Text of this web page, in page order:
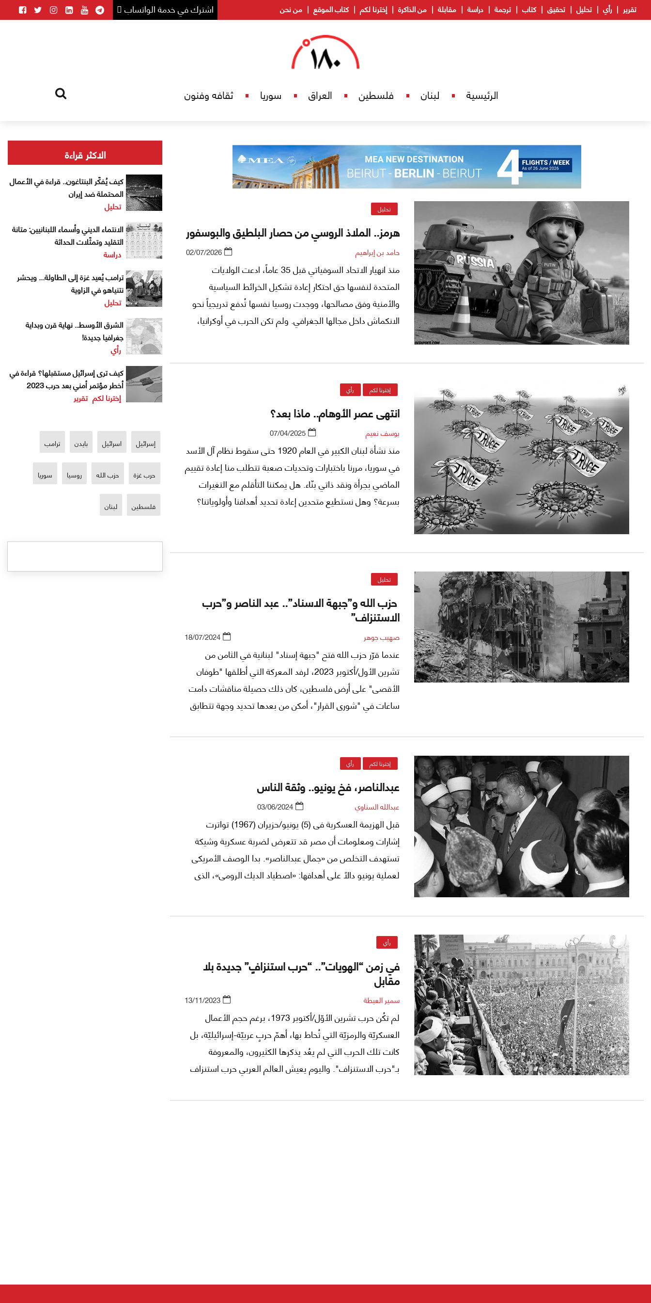
اشترك في خدمة الواتساب تقرير رأي تحليل تحقيق كتاب ترجمة دراسة مقابلة من الذاكرة إخترنا لكم كتاب الموقع من نحن
الرئيسية لبنان فلسطين العراق سوريا ثقافه وفنون
تحليل
هرمز.. الملاذ الروسي من حصار البلطيق والبوسفور
حامد بن إبراهيم 02/07/2026
منذ انهيار الاتحاد السوفياتي قبل 35 عاماً، ادعت الولايات
المتحدة لنفسها حق احتكار إعادة تشكيل الخرائط السياسية
والأمنية وفق مصالحها، ووجدت روسيا نفسها تُدفع تدريجياً نحو
الانكماش داخل مجالها الجغرافي. ولم تكن الحرب في أوكرانيا،
شكل العالم الجديد.
إخترنا لكم رأي
انتهى عصر الأوهام.. ماذا بعد؟
يوسف نعيم 07/04/2025
منذ نشأة لبنان الكبير في العام 1920 حتى سقوط نظام آل الأسد
في سوريا، مررنا باختبارات وتحديات صعبة تتطلب منا إعادة تقييم
الماضي بجرأة ونقد ذاتي بنّاء. هل يمكننا التأقلم مع التغيرات
بسرعة؟ وهل نستطيع متحدين إعادة تحديد أهدافنا وأولوياتنا؟
تحليل
حزب الله و”جبهة الاسناد”.. عبد الناصر و”حرب
الاستنزاف”
صهيب جوهر 18/07/2024
عندما قرّر حزب الله فتح "جبهة إسناد" لبنانية في الثامن من
تشرين الأول/أكتوبر 2023، لرفد المعركة التي أطلقها "طوفان
الأقصى" على أرض فلسطين، كان ذلك حصيلة مناقشات دامت
ساعات في "شورى القرار"، أمكن من بعدها تحديد وجهة تتطابق
بعد ذلك بفترة في لقاء جمعه برئيس المكتب السياسي في حركة
حماس إسماعيل هنية في طهران وأساسها أننا لسنا في خضم ما
تسمى "الحرب الكبرى".
إخترنا لكم رأي
عبدالناصر، فخ يونيو.. وثقة الناس
عبدالله السناوي 03/06/2024
قبل الهزيمة العسكرية فى (5) يونيو/حزيران (1967) تواترت
إشارات ومعلومات أن مصر قد تتعرض لضربة عسكرية وشيكة
تستهدف التخلص من «جمال عبدالناصر». بدا الوصف الأمريكى
لعملية يونيو دالًا على أهدافها: «اصطياد الديك الرومى»، الذى
رأي
في زمن “الهويات”.. “حرب استنزافٍ” جديدة بلا
مقابل
سمير العيطة 13/11/2023
لم تكُن حرب تشرين الأوّل/أكتوبر 1973، برغم حجم الأعمال
العسكريّة والرمزيّة التي تُحاط بها، أهمّ حربٍ عربيّة-إسرائيليّة، بل
كانت تلك الحرب التي لم يعُد يذكرها الكثيرون، والمعروفة
بـ"حرب الاستنزاف". واليوم يعيش العالم العربي حرب استنزاف
واليمن وليبيا… دون مقابل.
الاكثر قراءة
كيف يُفكّر البنتاغون.. قراءة في الأعمال
المحتملة ضد إيران
تحليل
الانتماء الديني وأسماء اللبنانيين: متانة
التقليد وتمثّلات الحداثة
دراسة
ترامب يُعيد غزة إلى الطاولة... ويحشر
نتنياهو في الزاوية
تحليل
الشرق الأوسط.. نهاية قرن وبداية
جغرافيا جديدة!
رأي
كيف ترى إسرائيل مستقبلها؟ قراءة في
أخطر مؤتمر أمني بعد حرب 2023
إخترنا لكم تقرير
إسرائيل اسرائيل بايدن ترامب
حرب غزة حزب الله روسيا سوريا
فلسطين لبنان